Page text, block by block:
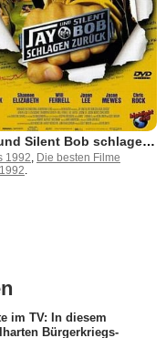
Jay und Silent Bob schlagen zurück
1992 Die besten Filme
im TV: In diesem
Bürgerkriegs-